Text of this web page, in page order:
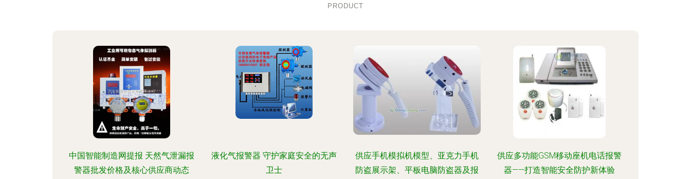
PRODUCT
中国智能制造网提报 天然气泄漏报
警器批发价格及核心供应商动态
液化气报警器 守护家庭安全的无声
卫士
供应手机模拟机模型、亚克力手机
防盗展示架、平板电脑防盗器及报
供应多功能GSM移动座机电话报警
器——打造智能安全防护新体验